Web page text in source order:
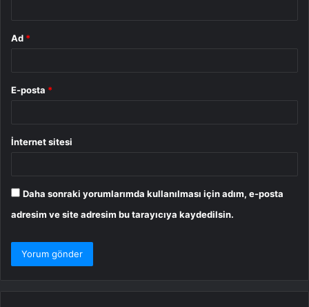
Ad *
E-posta *
İnternet sitesi
Daha sonraki yorumlarımda kullanılması için adım, e-posta
adresim ve site adresim bu tarayıcıya kaydedilsin.